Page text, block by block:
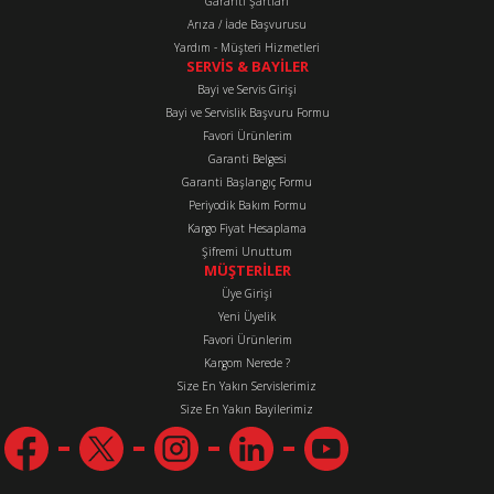
Gönder
Arıza / İade Başvurusu
Yardım - Müşteri Hizmetleri
SERVİS & BAYİLER
Bayi ve Servis Girişi
Bayi ve Servislik Başvuru Formu
Favori Ürünlerim
Garanti Belgesi
Garanti Başlangıç Formu
Periyodik Bakım Formu
Kargo Fiyat Hesaplama
Şifremi Unuttum
MÜŞTERİLER
Üye Girişi
Yeni Üyelik
Favori Ürünlerim
Kargom Nerede ?
Size En Yakın Servislerimiz
Size En Yakın Bayilerimiz